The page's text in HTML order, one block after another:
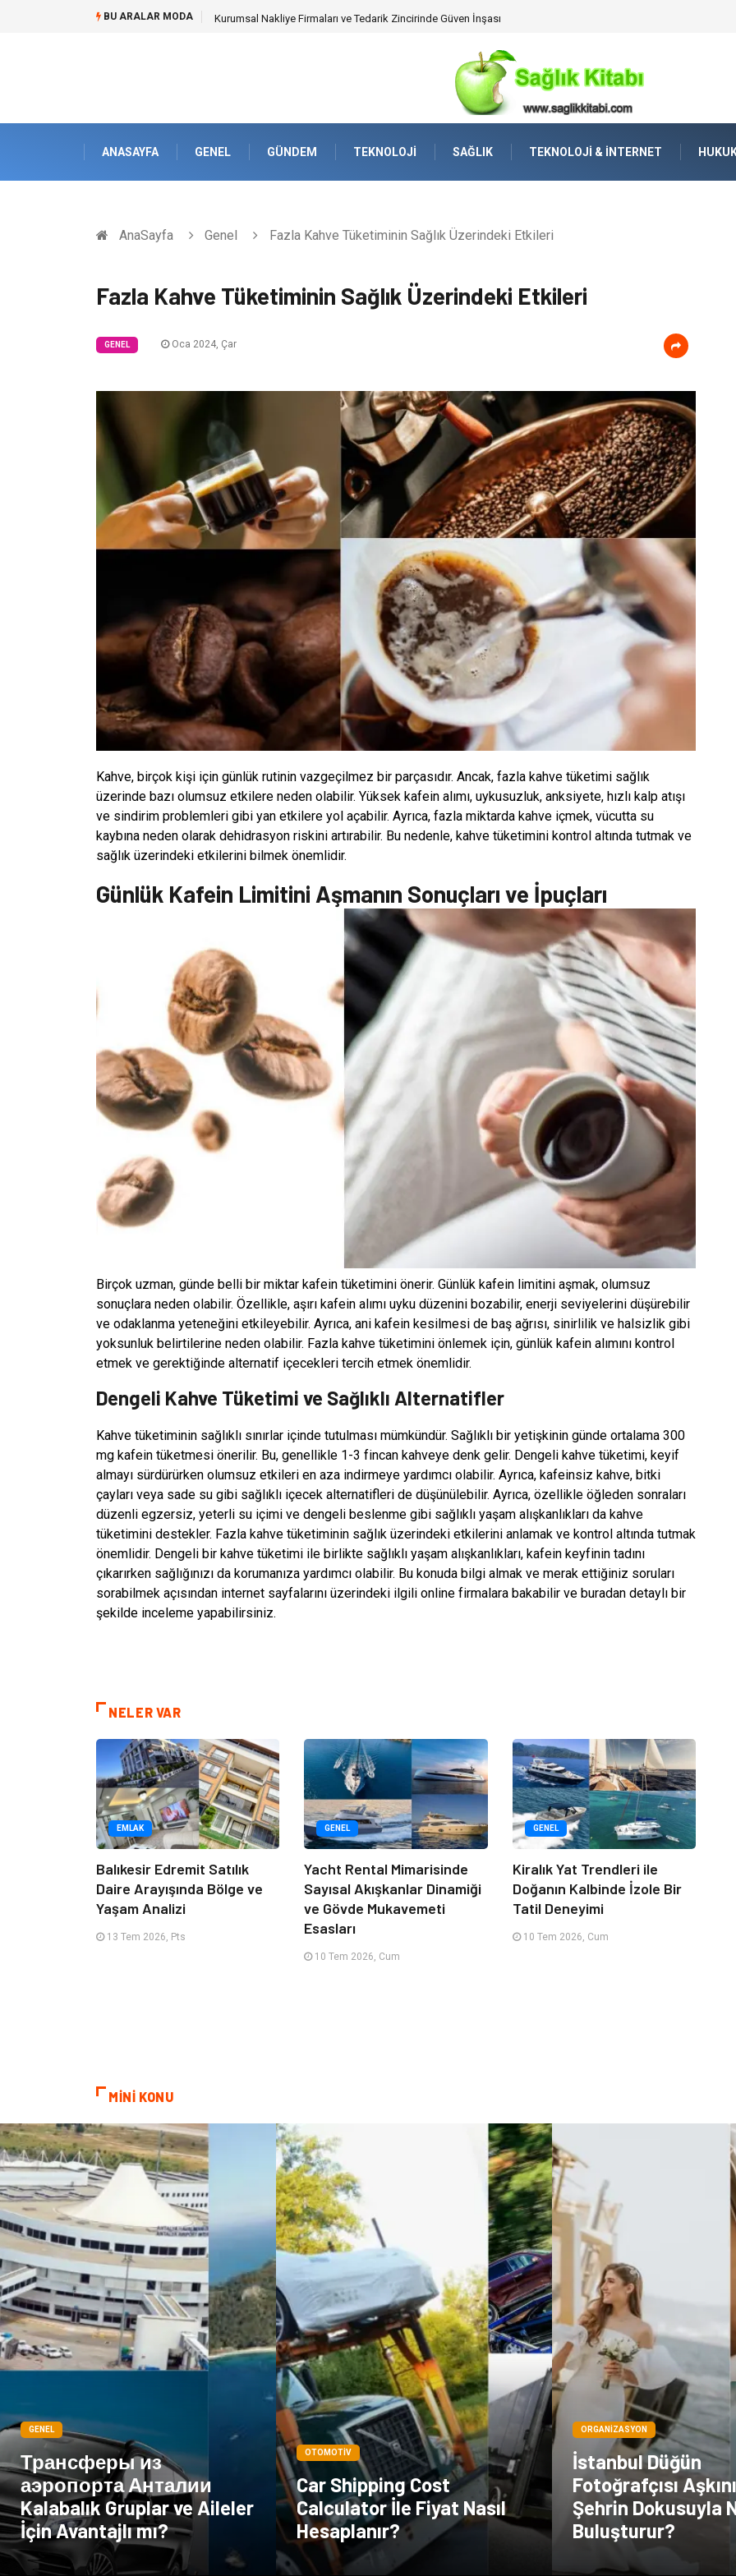
BU ARALAR MODA Dalaman Kalkan Transfer: Kişiselleştirilmiş Hizmet Ve Uç Nokta Konforu
ANASAYFA GENEL GÜNDEM TEKNOLOJI SAĞLIK TEKNOLOJI & İNTERNET
AnaSayfa Genel Fazla Kahve Tüketiminin Sağlık Üzerindeki Etkileri
Fazla Kahve Tüketiminin Sağlık Üzerindeki Etkileri
GENEL Oca 2024, Çar
Kahve, birçok kişi için günlük rutinin vazgeçilmez bir parçasıdır. Ancak, fazla kahve tüketimi sağlık
üzerinde bazı olumsuz etkilere neden olabilir. Yüksek kafein alımı, uykusuzluk, anksiyete, hızlı kalp atışı
ve sindirim problemleri gibi yan etkilere yol açabilir. Ayrıca, fazla miktarda kahve içmek, vücutta su
kaybına neden olarak dehidrasyon riskini artırabilir. Bu nedenle, kahve tüketimini kontrol altında tutmak ve
sağlık üzerindeki etkilerini bilmek önemlidir.
Günlük Kafein Limitini Aşmanın Sonuçları ve İpuçları
Birçok uzman, günde belli bir miktar kafein tüketimini önerir. Günlük kafein limitini aşmak, olumsuz
sonuçlara neden olabilir. Özellikle, aşırı kafein alımı uyku düzenini bozabilir, enerji seviyelerini düşürebilir
ve odaklanma yeteneğini etkileyebilir. Ayrıca, ani kafein kesilmesi de baş ağrısı, sinirlilik ve halsizlik gibi
yoksunluk belirtilerine neden olabilir. Fazla kahve tüketimini önlemek için, günlük kafein alımını kontrol
etmek ve gerektiğinde alternatif içecekleri tercih etmek önemlidir.
Dengeli Kahve Tüketimi ve Sağlıklı Alternatifler
Kahve tüketiminin sağlıklı sınırlar içinde tutulması mümkündür. Sağlıklı bir yetişkinin günde ortalama 300
mg kafein tüketmesi önerilir. Bu, genellikle 1-3 fincan kahveye denk gelir. Dengeli kahve tüketimi, keyif
almayı sürdürürken olumsuz etkileri en aza indirmeye yardımcı olabilir. Ayrıca, kafeinsiz kahve, bitki
çayları veya sade su gibi sağlıklı içecek alternatifleri de düşünülebilir. Ayrıca, özellikle öğleden sonraları
düzenli egzersiz, yeterli su içimi ve dengeli beslenme gibi sağlıklı yaşam alışkanlıkları da kahve
tüketimini destekler. Fazla kahve tüketiminin sağlık üzerindeki etkilerini anlamak ve kontrol altında tutmak
önemlidir. Dengeli bir kahve tüketimi ile birlikte sağlıklı yaşam alışkanlıkları, kafein keyfinin tadını
çıkarırken sağlığınızı da korumanıza yardımcı olabilir. Bu konuda bilgi almak ve merak ettiğiniz soruları
sorabilmek açısından internet sayfalarını üzerindeki ilgili online firmalara bakabilir ve buradan detaylı bir
şekilde inceleme yapabilirsiniz.
NELER VAR
EMLAK
Balıkesir Edremit Satılık
Daire Arayışında Bölge ve
Yaşam Analizi
13 Tem 2026, Pts
GENEL
Yacht Rental Mimarisinde
Sayısal Akışkanlar Dinamiği
ve Gövde Mukavemeti
Esasları
10 Tem 2026, Cum
GENEL
Kiralık Yat Trendleri ile
Doğanın Kalbinde İzole Bir
Tatil Deneyimi
10 Tem 2026, Cum
MİNİ KONU
GENEL
Трансферы из
аэропорта Анталии
Kalabalık Gruplar ve Aileler
İçin Avantajlı mı?
OTOMOTIV
Car Shipping Cost
Calculator İle Fiyat Nasıl
Hesaplanır?
ORGANIZASYON
İstanbul Düğün
Fotoğrafçısı
Şehrin Dokusuyla
Buluşturur?